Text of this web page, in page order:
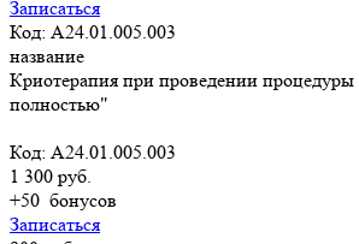
Записаться
Код: A24.01.005.003
название
Криотерапия при проведении
полностью"
Код: A24.01.005.003
1 300 руб.
+50 бонусов
Записаться